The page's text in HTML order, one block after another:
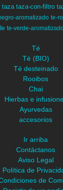
taza taza-con-filtro
aromatizado te-
te-verde-
Té
Té (BIO)
Té desteinado
Rooibos
Chai
Hierbas e
Ayurvedas
accesorios
Ir arriba
Contáctanos
Aviso Legal
Política de
de